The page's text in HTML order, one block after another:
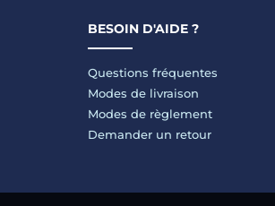
BESOIN D'AIDE ?
Questions fréquentes
Modes de livraison
Modes de règlement
Demander un retour